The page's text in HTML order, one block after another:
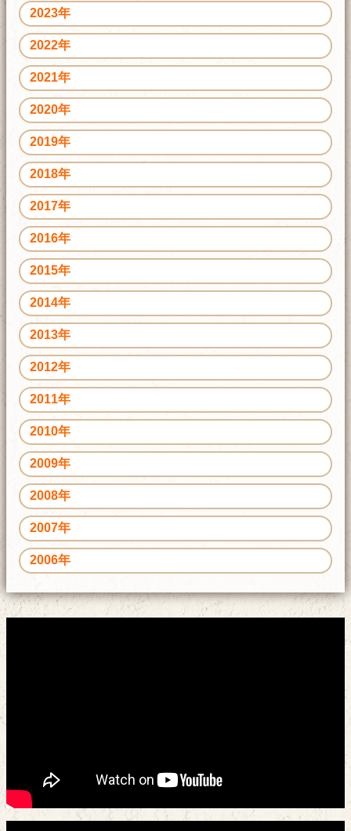
2023年
2022年
2021年
2020年
2019年
2018年
2017年
2016年
2015年
2014年
2013年
2012年
2011年
2010年
2009年
2008年
2007年
2006年